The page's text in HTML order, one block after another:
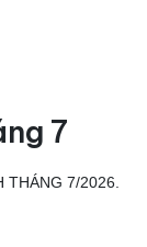
7
7/2026.